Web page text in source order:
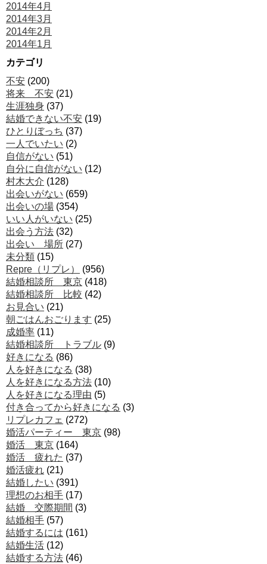
2014年4月
2014年3月
2014年2月
2014年1月
カテゴリ
不安 (200)
将来 不安 (21)
生涯独身 (37)
結婚できない不安 (19)
ひとりぼっち (37)
一人でいたい (2)
自信がない (51)
自分に自信がない (12)
村木大介 (128)
出会いがない (659)
出会いの場 (354)
いい人がいない (25)
出会う方法 (32)
出会い 場所 (27)
未分類 (15)
Repre（リプレ）
(956)
結婚相談所 東京 (418)
結婚相談所 比較 (42)
お見合い (21)
朝ごはんおごります (25)
成婚率 (11)
結婚相談所 トラブル (9)
好きになる (86)
人を好きになる (38)
人を好きになる方法 (10)
人を好きになる理由 (5)
付き合ってから好きになる (3)
リプレカフェ (272)
婚活パーティー 東京 (98)
婚活 東京 (164)
婚活 疲れた (37)
婚活疲れ (21)
結婚したい (391)
理想のお相手 (17)
結婚 交際期間 (3)
結婚相手 (57)
結婚するには (161)
結婚生活 (12)
結婚する方法 (46)